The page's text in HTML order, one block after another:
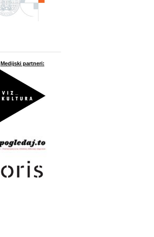
Medijski partneri: